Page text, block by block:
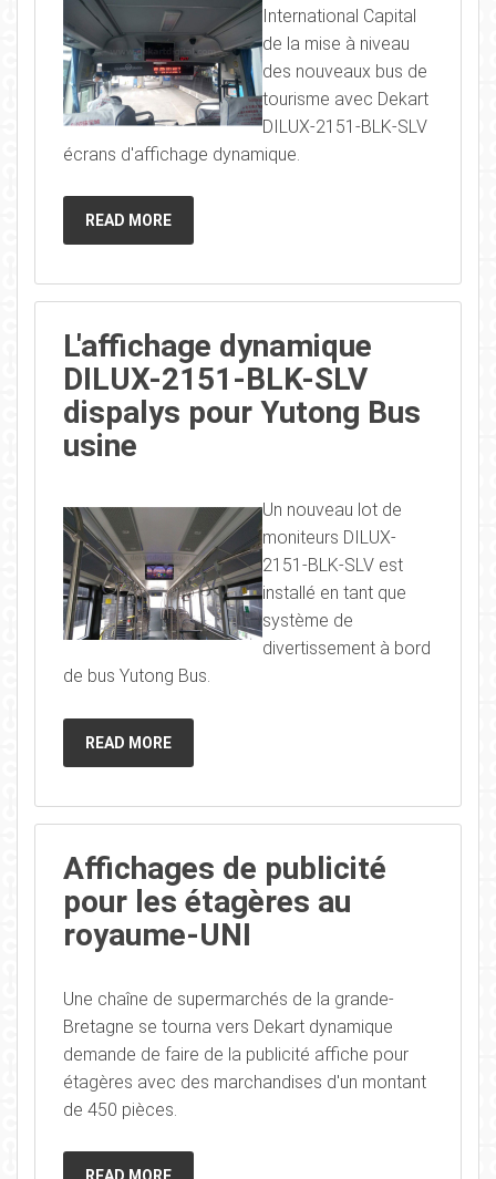
International Capital
de la mise à niveau
des nouveaux bus de
tourisme avec Dekart
DILUX-2151-BLK-SLV
écrans d'affichage dynamique.
READ MORE
L'affichage dynamique
DILUX-2151-BLK-SLV
dispalys pour Yutong Bus
usine
Un nouveau lot de
moniteurs DILUX-
2151-BLK-SLV est
installé en tant que
système de
divertissement à bord
de bus Yutong Bus.
READ MORE
Affichages de publicité
pour les étagères au
royaume-UNI
Une chaîne de supermarchés de la grande-
Bretagne se tourna vers Dekart dynamique
demande de faire de la publicité affiche pour
étagères avec des marchandises d'un montant
de 450 pièces.